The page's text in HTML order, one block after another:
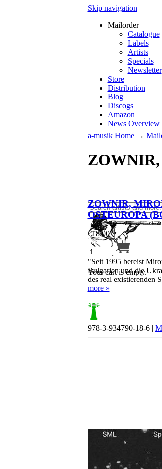
Skip navigation
Mailorder
Catalogue
Labels
Artists
Specials
Newsletter
Store
Distribution
Blog
Discogs
Amazon
News Overview
Your cart is empty.
a-musik Home→
ZOWNIR,
OSTEUROPA
€18.00
"Seit 1995 bereist
Bulgarien und die
des real existierenden
more »
978-3-934790-18-6 |